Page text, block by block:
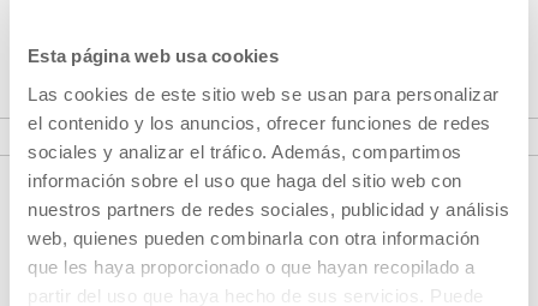
Esta página web usa cookies
Las cookies de este sitio web se usan para personalizar
el contenido y los anuncios, ofrecer funciones de redes
sociales y analizar el tráfico. Además, compartimos
información sobre el uso que haga del sitio web con
nuestros partners de redes sociales, publicidad y análisis
web, quienes pueden combinarla con otra información
que les haya proporcionado o que hayan recopilado a
partir del uso que haya hecho de sus servicios. Puede